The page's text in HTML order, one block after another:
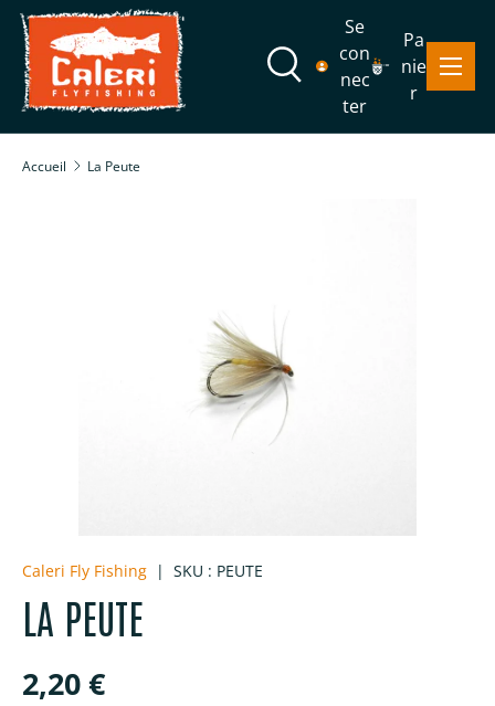
Aller au contenu
Recherche
Recherche
Se
con
nec
ter
Pa
nie
r
Menu
Accueil La Peute
Caleri Fly Fishing | SKU : PEUTE
LA PEUTE
Prix habituel
2,20 €